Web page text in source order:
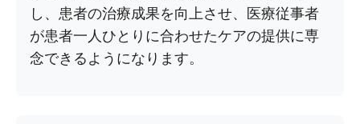
し、患者の治療成果を向上させ、医療従事者
が患者一人ひとりに合わせたケアの提供に専
念できるようになります。